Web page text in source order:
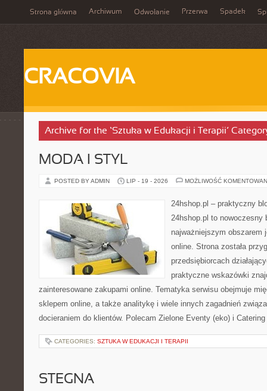
Strona główna Archiwum Odwołanie Przerwa Spadek
CRACOVIA
Archive for the ‘Sztuka w Edukacji i Terapii’
MODA I STYL
POSTED BY ADMIN LIP - 19 - 2026 MOŻLIWOŚĆ
24hshop.pl – praktyczny
24hshop.pl to nowoczesny
najważniejszym obszarem
online. Strona została
przedsiębiorcach
praktyczne wskazówki
zainteresowane zakupami online. Tematyka serwisu obejmuje
sklepem online, a także analitykę i wiele innych zagadnień
docieraniem do klientów. Polecam Zielone Eventy (eko) i
CATEGORIES: SZTUKA W EDUKACJI I TERAPII
STEGNA